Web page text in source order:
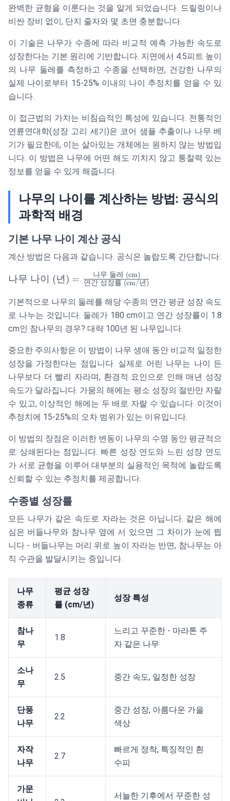
완벽한 균형을 이룬다는 것을 알게 되었습니다. 드릴링이나
비싼 장비 없이, 단지 줄자와 몇 초면 충분합니다.
이 기술은 나무가 수종에 따라 비교적 예측 가능한 속도로
성장한다는 기본 원리에 기반합니다. 지면에서 4.5피트 높이
의 나무 둘레를 측정하고 수종을 선택하면, 건강한 나무의
실제 나이로부터 15-25% 이내의 나이 추정치를 얻을 수 있
습니다.
이 접근법의 가치는 비침습적인 특성에 있습니다. 전통적인
연륜연대학(성장 고리 세기)은 코어 샘플 추출이나 나무 베
기가 필요한데, 이는 살아있는 개체에는 원하지 않는 방법입
니다. 이 방법은 나무에 어떤 해도 끼치지 않고 통찰력 있는
정보를 얻을 수 있게 해줍니다.
나무의 나이를 계산하는 방법: 공식의
과학적 배경
기본 나무 나이 계산 공식
계산 방법은 다음과 같습니다. 공식은 놀랍도록 간단합니다:
\text{나무 나
\frac{\text{나
무 둘레
(cm)}}
{\text{연간
성장률 (cm/
년)}}
나무 나이 (년) = 연간 성장률 (cm/년)
나무 둘레 (cm)
기본적으로 나무의 둘레를 해당 수종의 연간 평균 성장 속도
로 나누는 것입니다. 둘레가 180 cm이고 연간 성장률이 1.8
cm인 참나무의 경우? 대략 100년 된 나무입니다.
중요한 주의사항은 이 방법이 나무 생애 동안 비교적 일정한
성장을 가정한다는 점입니다. 실제로 어린 나무는 나이 든
나무보다 더 빨리 자라며, 환경적 요인으로 인해 매년 성장
속도가 달라집니다. 가뭄의 해에는 평소 성장의 절반만 자랄
수 있고, 이상적인 해에는 두 배로 자랄 수 있습니다. 이것이
추정치에 15-25%의 오차 범위가 있는 이유입니다.
이 방법의 장점은 이러한 변동이 나무의 수명 동안 평균적으
로 상쇄된다는 점입니다. 빠른 성장 연도와 느린 성장 연도
가 서로 균형을 이루어 대부분의 실용적인 목적에 놀랍도록
신뢰할 수 있는 추정치를 제공합니다.
수종별 성장률
모든 나무가 같은 속도로 자라는 것은 아닙니다. 같은 해에
심은 버들나무와 참나무 옆에 서 있으면 그 차이가 눈에 띕
니다 - 버들나무는 머리 위로 높이 자라는 반면, 참나무는 아
직 수관을 발달시키는 중입니다.
나무
종류
평균 성장
률 (cm/년)
성장 특성
참나
무
1.8
느리고 꾸준한 - 마라톤 주
자 같은 나무
소나
무
2.5 중간 속도, 일정한 성장
단풍
나무
2.2
중간 성장, 아름다운 가을
색상
자작
나무
2.7
빠르게 정착, 특징적인 흰
수피
가문
서늘한 기후에서 꾸준한 성